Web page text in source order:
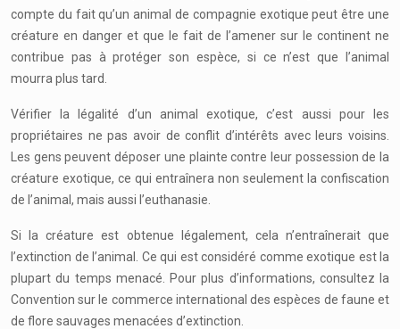
compte du fait qu’un animal de compagnie exotique peut être une
créature en danger et que le fait de l’amener sur le continent ne
contribue pas à protéger son espèce, si ce n’est que l’animal
mourra plus tard.
Vérifier la légalité d’un animal exotique, c’est aussi pour les
propriétaires ne pas avoir de conflit d’intérêts avec leurs voisins.
Les gens peuvent déposer une plainte contre leur possession de la
créature exotique, ce qui entraînera non seulement la confiscation
de l’animal, mais aussi l’euthanasie.
Si la créature est obtenue légalement, cela n’entraînerait que
l’extinction de l’animal. Ce qui est considéré comme exotique est la
plupart du temps menacé. Pour plus d’informations, consultez la
Convention sur le commerce international des espèces de faune et
de flore sauvages menacées d’extinction.